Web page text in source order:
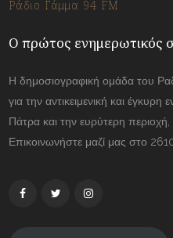
Ράδιο Γάμμα 94 FM
Ο πρώτος ενημερωτικός
Η δημοσιογραφική ομάδα του
για την αντικειμενική και
Πάτρα και την ευρύτερη περιοχή,
Επικοινωνήστε μαζί μας στο